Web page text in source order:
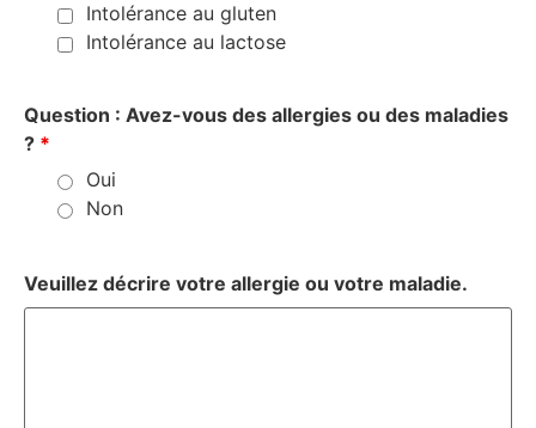
Intolérance au gluten
Intolérance au lactose
Question : Avez-vous des allergies ou des maladies
? *
Oui
Non
Veuillez décrire votre allergie ou votre maladie.